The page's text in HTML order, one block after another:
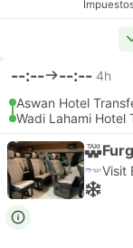
--:-- --:-- 4h
Aswan Hotel
Wadi Lahami Hotel
Visit